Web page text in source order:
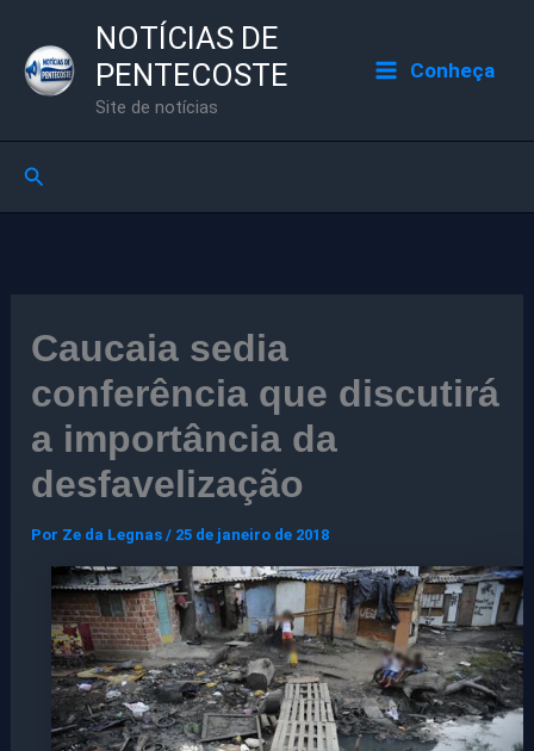
para
NOTÍCIAS DE
PENTECOSTE
Site de notícias
Conheça
Pesquisar
Caucaia sedia
conferência que discutirá
a importância da
desfavelização
Por Ze da Legnas/ 25 de janeiro de 2018